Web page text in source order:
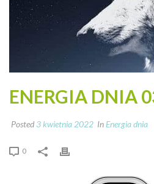
ENERGIA DNIA
Posted 3 kwietnia 2022 In Energia dnia
0